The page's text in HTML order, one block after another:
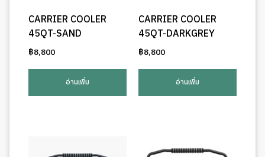
CARRIER COOLER
45QT-SAND
฿8,800
อ่านเพิ่ม
CARRIER COOLER
45QT-DARKGREY
฿8,800
อ่านเพิ่ม